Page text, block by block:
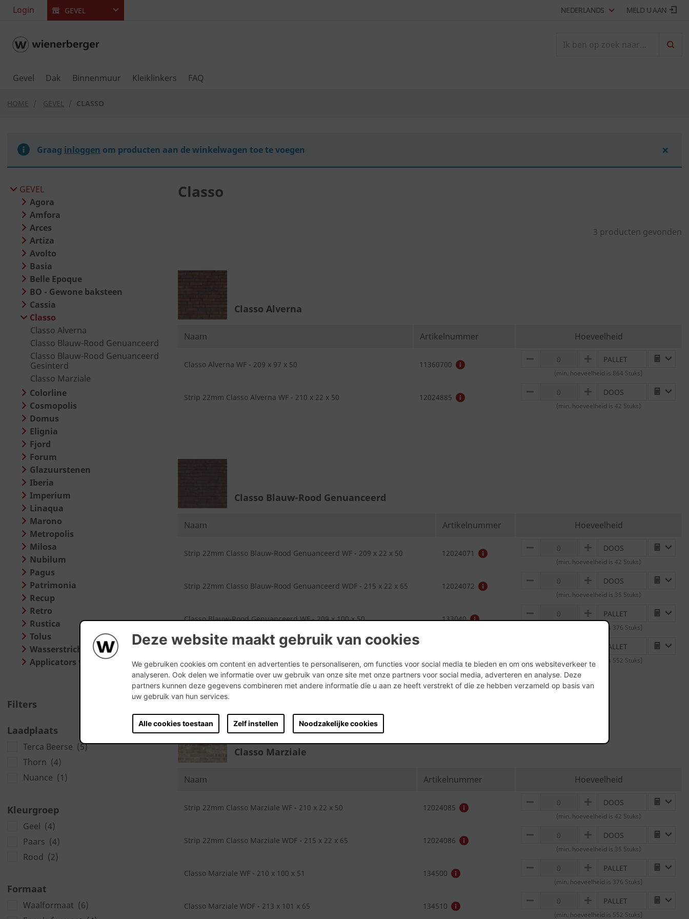
Deze website maakt gebruik van cookies
We gebruiken cookies om content en advertenties te personaliseren, om functies voor social media te bieden en om ons websiteverkeer te
analyseren. Ook delen we informatie over uw gebruik van onze site met onze partners voor social media, adverteren en analyse. Deze
partners kunnen deze gegevens combineren met andere informatie die u aan ze heeft verstrekt of die ze hebben verzameld op basis van
uw gebruik van hun services.
Alle cookies toestaan Zelf instellen Noodzakelijke cookies
text.skipToContent
text.skipToNavigation
Login GEVEL NEDERLANDS MELD U AAN
Gevel Dak Binnenmuur Kleiklinkers FAQ
HOME GEVEL CLASSO
Graag inloggen om producten aan de winkelwagen toe te voegen ×
GEVEL
Agora
Amfora
Arces
Artiza
Avolto
Basia
Belle Epoque
BO - Gewone baksteen
Cassia
Classo
Classo Alverna
Classo Blauw-Rood Genuanceerd
Classo Blauw-Rood Genuanceerd
Gesinterd
Classo Marziale
Colorline
Cosmopolis
Domus
Elignia
Fjord
Forum
Glazuurstenen
Iberia
Imperium
Linaqua
Marono
Metropolis
Milosa
Nubilum
Pagus
Patrimonia
Recup
Retro
Rustica
Tolus
Wasserstrich Special
Applicators voor steenstrippen
Filters
Laadplaats
Terca Beerse (5)
Thorn (4)
Nuance (1)
Kleurgroep
Geel (4)
Paars (4)
Rood (2)
Formaat
Waalformaat (6)
Classo
3 producten gevonden
Classo Alverna
Naam Artikelnummer Hoeveelheid
Classo Alverna WF - 209 x 97 x 50 11360700 MINUS PLUSPALLET
(min. hoeveelheid is 864 Stuks)
Strip 22mm Classo Alverna WF - 210 x 22 x 50 12024885 MINUS PLUSDOOS
(min. hoeveelheid is 42 Stuks)
Classo Blauw-Rood Genuanceerd
Naam Artikelnummer Hoeveelheid
Strip 22mm Classo Blauw-Rood Genuanceerd WF - 209 x 22 x 50 12024071 MINUS PLUSDOOS
(min. hoeveelheid is 42 Stuks)
Strip 22mm Classo Blauw-Rood Genuanceerd WDF - 215 x 22 x 65 12024072 MINUS PLUSDOOS
(min. hoeveelheid is 35 Stuks)
Classo Blauw-Rood Genuanceerd WF - 209 x 100 x 50 133040 MINUS PLUSPALLET
(min. hoeveelheid is 376 Stuks)
PALLET
(min. hoeveelheid is 552 Stuks)
Classo Marziale
Naam Artikelnummer Hoeveelheid
Strip 22mm Classo Marziale WF - 210 x 22 x 50 12024085 MINUS PLUSDOOS
(min. hoeveelheid is 42 Stuks)
Strip 22mm Classo Marziale WDF - 215 x 22 x 65 12024086 MINUS PLUSDOOS
(min. hoeveelheid is 35 Stuks)
Classo Marziale WF - 210 x 100 x 51 134500 MINUS PLUSPALLET
(min. hoeveelheid is 376 Stuks)
Classo Marziale WDF - 213 x 101 x 65 134510 MINUS PLUSPALLET
(min. hoeveelheid is 552 Stuks)